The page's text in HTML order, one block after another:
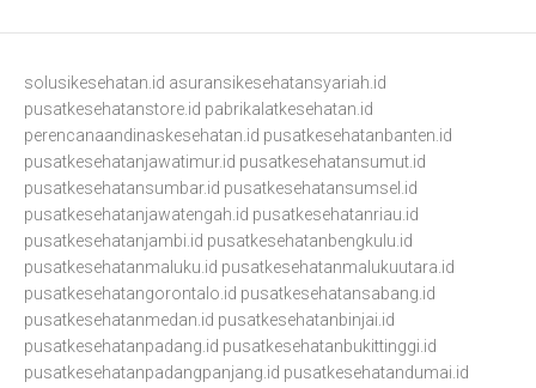
solusikesehatan.id asuransikesehatansyariah.id
pusatkesehatanstore.id pabrikalatkesehatan.id
perencanaandinaskesehatan.id pusatkesehatanbanten.id
pusatkesehatanjawatimur.id pusatkesehatansumut.id
pusatkesehatansumbar.id pusatkesehatansumsel.id
pusatkesehatanjawatengah.id pusatkesehatanriau.id
pusatkesehatanjambi.id pusatkesehatanbengkulu.id
pusatkesehatanmaluku.id pusatkesehatanmalukuutara.id
pusatkesehatangorontalo.id pusatkesehatansabang.id
pusatkesehatanmedan.id pusatkesehatanbinjai.id
pusatkesehatanpadang.id pusatkesehatanbukittinggi.id
pusatkesehatanpadangpanjang.id pusatkesehatandumai.id